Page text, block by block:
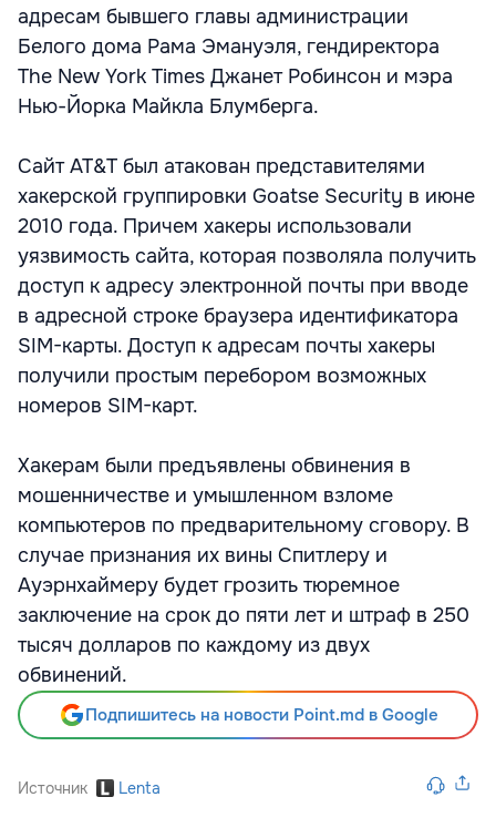
адресам бывшего главы администрации
Белого дома Рама Эмануэля, гендиректора
The New York Times Джанет Робинсон и мэра
Нью-Йорка Майкла Блумберга.
Сайт AT&T был атакован представителями
хакерской группировки Goatse Security в июне
2010 года. Причем хакеры использовали
уязвимость сайта, которая позволяла получить
доступ к адресу электронной почты при вводе
в адресной строке браузера идентификатора
SIM-карты. Доступ к адресам почты хакеры
получили простым перебором возможных
номеров SIM-карт.
Хакерам были предъявлены обвинения в
мошенничестве и умышленном взломе
компьютеров по предварительному сговору. В
случае признания их вины Спитлеру и
Ауэрнхаймеру будет грозить тюремное
заключение на срок до пяти лет и штраф в 250
тысяч долларов по каждому из двух
обвинений.
Подпишитесь на новости Point.md в Google
Источник Lenta